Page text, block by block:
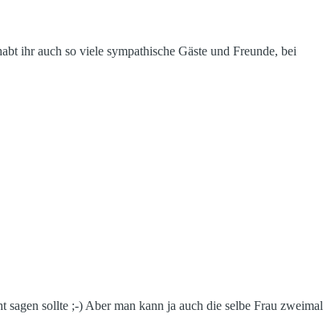
ihr auch so viele sympathische Gäste und Freunde, bei
sollte ;-) Aber man kann ja auch die selbe Frau zweimal